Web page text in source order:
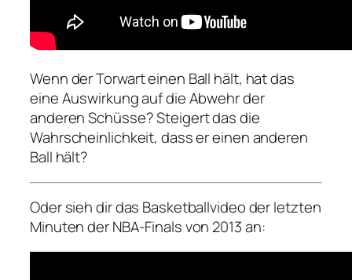
Wenn der Torwart einen Ball hält, hat das
eine Auswirkung auf die Abwehr der
anderen Schüsse? Steigert das die
Wahrscheinlichkeit, dass er einen anderen
Ball hält?
Oder sieh dir das Basketballvideo der letzten
Minuten der NBA-Finals von 2013 an: